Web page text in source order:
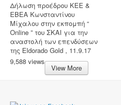
Δήλωση προέδρου ΚΕΕ &
ΕΒΕΑ Κωνσταντίνου
Μίχαλου στην εκπομπή “
Online ” του ΣΚΑΙ για την
αναστολή των επενδύσεων
της Eldorado Gold , 11.9.17
9,588 views
View More